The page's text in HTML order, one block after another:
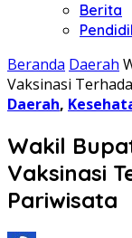
Berita
Beranda Daerah
Vaksinasi
Daerah,
Wakil
Vaksinasi
Pariwisata